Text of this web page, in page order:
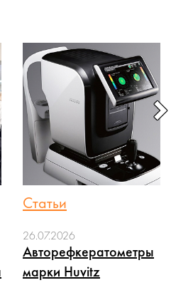
Статьи
26.07.2026
Авторефкератометры
марки Huvitz